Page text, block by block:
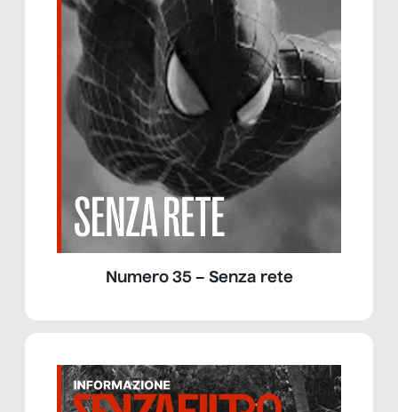
Numero 35 – Senza rete